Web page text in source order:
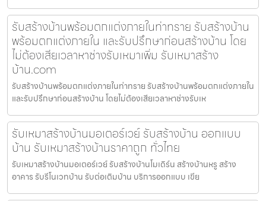
รับสร้างบ้านพร้อมตกแต่งภายในท่าทราย รับสร้างบ้าน
พร้อมตกแต่งภายใน และรับปรึกษาก่อนสร้างบ้าน โดย
ไม่ต้องเสียเวลาหาช่างรับเหมาเพิ่ม รับเหมาสร้าง
บ้าน.com
รับสร้างบ้านพร้อมตกแต่งภายในท่าทราย รับสร้างบ้านพร้อมตกแต่งภายใน
และรับปรึกษาก่อนสร้างบ้าน โดยไม่ต้องเสียเวลาหาช่างรับเห
รับเหมาสร้างบ้านมอเตอร์เวย์ รับสร้างบ้าน ออกแบบ
บ้าน รับเหมาสร้างบ้านราคาถูก ทั่วไทย
รับเหมาสร้างบ้านมอเตอร์เวย์ รับสร้างบ้านโมเดิร์น สร้างบ้านหรู สร้าง
อาคาร รับรีโนเวทบ้าน รับต่อเติมบ้าน บริการออกแบบ เขีย